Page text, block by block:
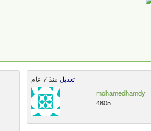
تعديل منذ 7 عام
mohamedhamdy
4805